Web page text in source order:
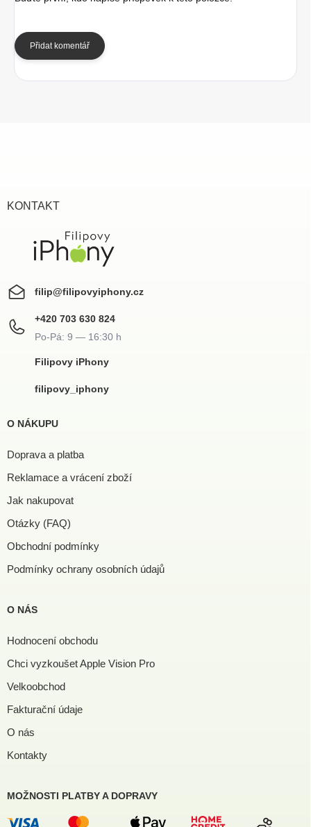
Přidat komentář
KONTAKT
filip@filipovyiphony.cz
+420 703 630 824
Filipovy iPhony
filipovy_iphony
O NÁKUPU
Doprava a platba
Reklamace a vrácení zboží
Jak nakupovat
Otázky (FAQ)
Obchodní podmínky
Podmínky ochrany osobních údajů
O NÁS
Hodnocení obchodu
Chci vyzkoušet Apple Vision Pro
Velkoobchod
Fakturační údaje
O nás
Kontakty
MOŽNOSTI PLATBY A DOPRAVY